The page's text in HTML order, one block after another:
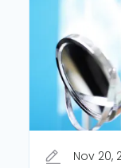
Nov 20,